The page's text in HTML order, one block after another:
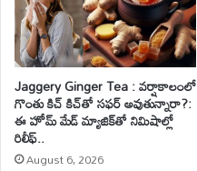
Jaggery Ginger Tea : వర్షాకాలంలో
గొంతు కిచ్ కిచ్‌తో సఫర్ అవుతున్నారా?:
ఈ హోమ్ మేడ్ మ్యాజిక్‌తో నిమిషాల్లో
రిలీఫ్..
August 6, 2026